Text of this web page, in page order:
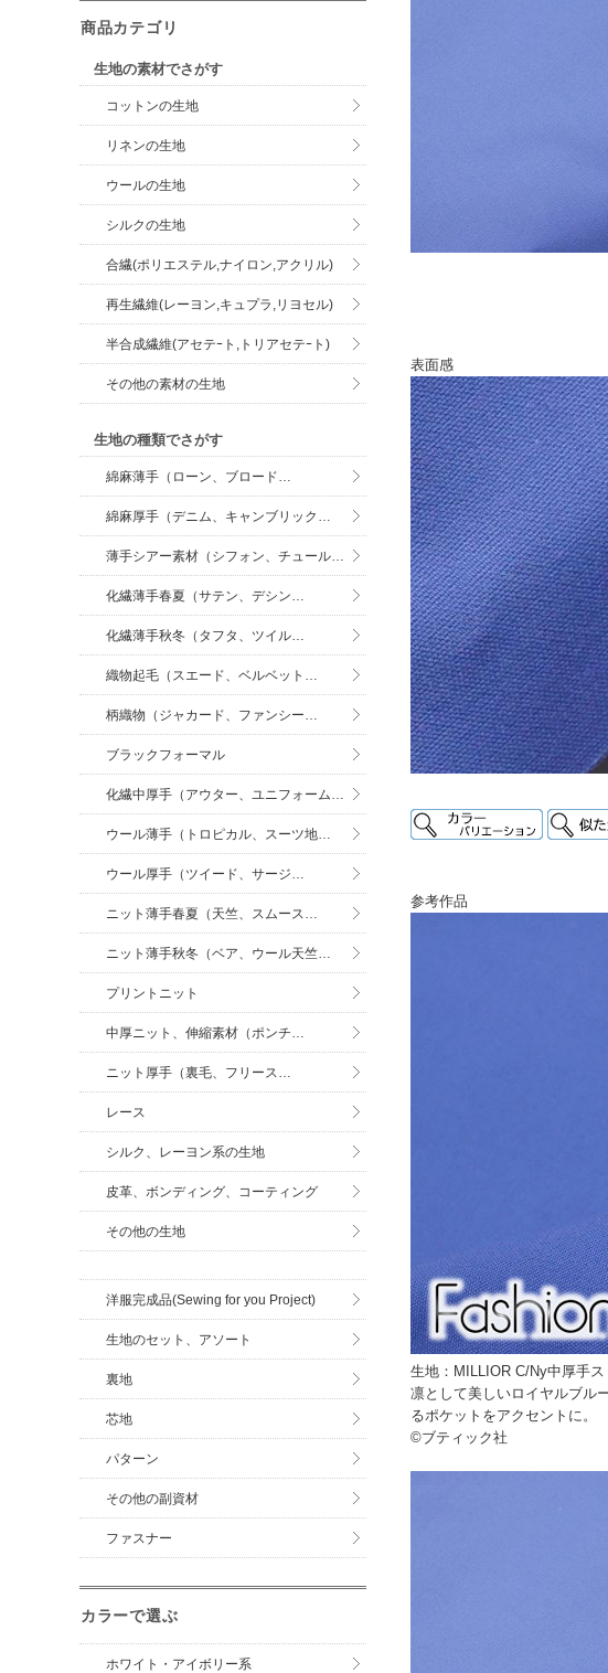
表面感
参考作品
生地：MILLIOR C/Ny中厚手ス
凛として美しいロイヤルブル
るポケットをアクセントに。
©ブティック社
商品カテゴリ
生地の素材でさがす
コットンの生地
リネンの生地
ウールの生地
シルクの生地
合繊(ポリエステル,ナイロン,アクリル)
再生繊維(レーヨン,キュプラ,リヨセル)
半合成繊維(アセテｰト,トリアセテｰト)
その他の素材の生地
生地の種類でさがす
綿麻薄手（ローン、ブロード…
綿麻厚手（デニム、キャンブリック…
薄手シアー素材（シフォン、チュール…
化繊薄手春夏（サテン、デシン…
化繊薄手秋冬（タフタ、ツイル…
織物起毛（スエード、ベルベット…
柄織物（ジャカード、ファンシー…
ブラックフォーマル
化繊中厚手（アウター、ユニフォーム…
ウール薄手（トロピカル、スーツ地…
ウール厚手（ツイード、サージ…
ニット薄手春夏（天竺、スムース…
ニット薄手秋冬（ベア、ウール天竺…
プリントニット
中厚ニット、伸縮素材（ポンチ…
ニット厚手（裏毛、フリース…
レース
シルク、レーヨン系の生地
皮革、ボンディング、コーティング
その他の生地
洋服完成品(Sewing for you Project)
生地のセット、アソート
裏地
芯地
パターン
その他の副資材
ファスナー
カラーで選ぶ
ホワイト・アイボリー系